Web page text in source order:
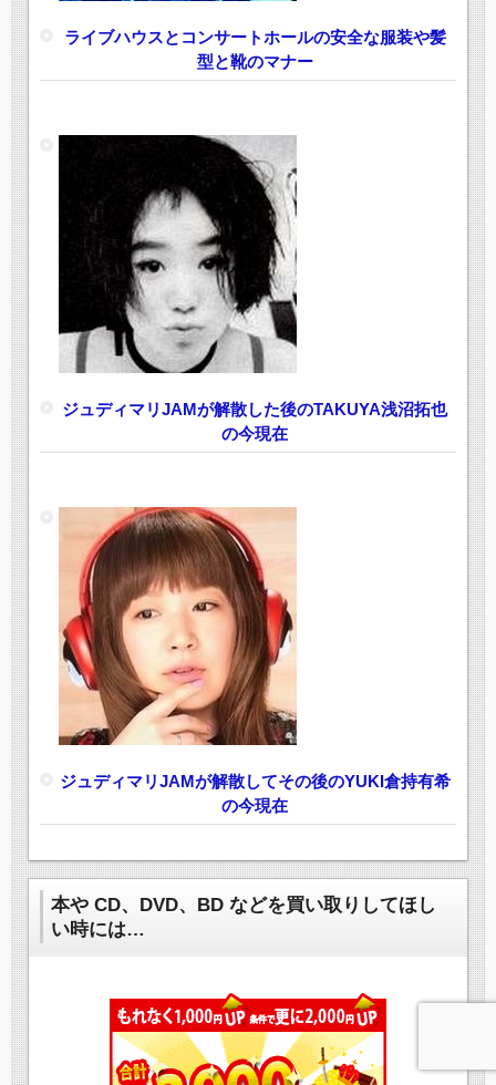
ライブハウスとコンサートホールの安全な服装や髪
型と靴のマナー
ジュディマリJAMが解散した後のTAKUYA浅沼拓也
の今現在
ジュディマリJAMが解散してその後のYUKI倉持有希
の今現在
本や CD、DVD、BD などを買い取りしてほし
い時には…